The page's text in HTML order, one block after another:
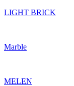
LIGHT BRICK
Marble
MELEN